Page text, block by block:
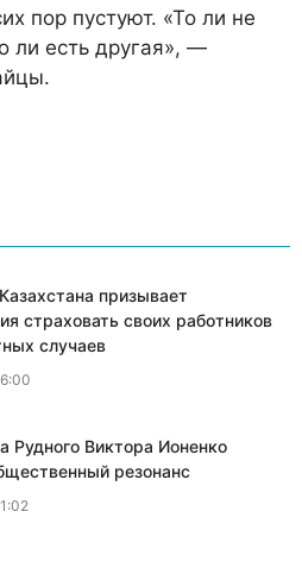
пор пустуют. «То ли не
ли есть другая», —
призывает
страховать своих работников
случаев
Рудного Виктора Ионенко
резонанс